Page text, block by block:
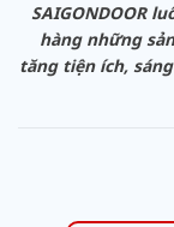
SAIGONDOOR
hàng những
tăng tiện ích,